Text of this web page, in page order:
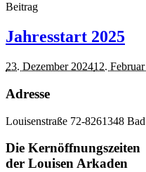
Beitrag
Jahresstart 2025
23. Dezember 202412.
Adresse
Louisenstraße 72-8261348
Die Kernöffnungszeiten
der Louisen Arkaden